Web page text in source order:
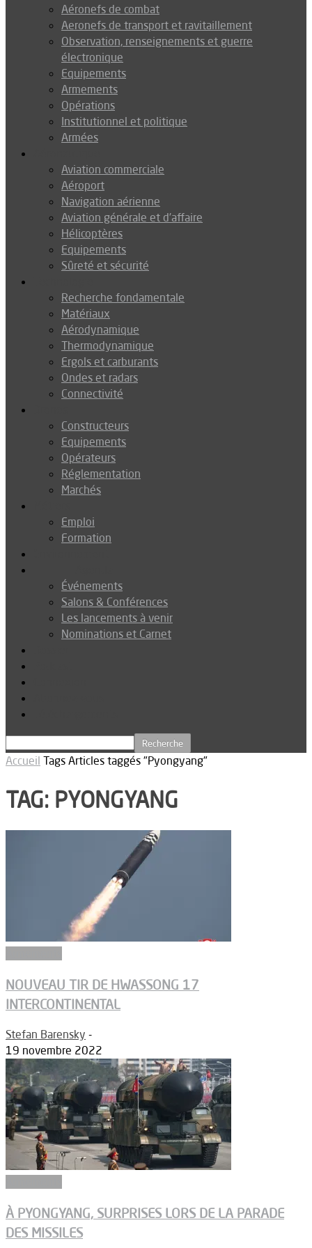
Aéronefs de combat
Aeronefs de transport et ravitaillement
Observation, renseignements et guerre
électronique
Equipements
Armements
Opérations
Institutionnel et politique
Armées
Aviation commerciale
Aéroport
Navigation aérienne
Aviation générale et d’affaire
Hélicoptères
Equipements
Sûreté et sécurité
Recherche fondamentale
Matériaux
Aérodynamique
Thermodynamique
Ergols et carburants
Ondes et radars
Connectivité
Constructeurs
Equipements
Opérateurs
Réglementation
Marchés
Emploi
Formation
Événements
Salons & Conférences
Les lancements à venir
Nominations et Carnet
Accueil Tags Articles taggés "Pyongyang"
TAG: PYONGYANG
NOUVEAU TIR DE HWASSONG 17
INTERCONTINENTAL
Stefan Barensky -
19 novembre 2022
À PYONGYANG, SURPRISES LORS DE LA PARADE
DES MISSILES